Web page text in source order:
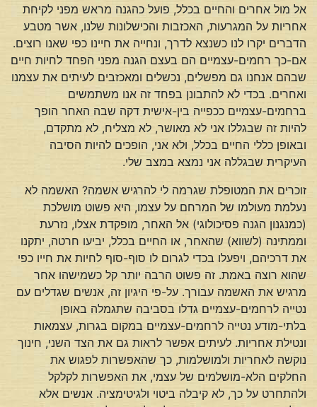
אל מול אחרים והחיים בכלל, פועל כהגנה מראש מפני לקיחת
אחריות על המגרעות, האכזבות והכישלונות שלנו, אשר מטבע
הדברים יקרו לנו כשנצא לדרך, ונחייה את חיינו כפי שאנו רוצים.
אם-כך רחמים-עצמיים הם בעצם הגנה מפני הפחד לחיות חיים
שבהם אנחנו גם מפשלים, נכשלים ומאכזבים לעיתים את עצמנו
ואחרים. בכדי לא להתבונן בפחד זה אנו משתמשים
ברחמים-עצמיים ככפייה בין-אישית דקה שבה האחר הופך
להיות זה שבגללו אני לא מאושר, לא מצליח, לא מתקדם,
ובאופן כללי החיים בכלל, ולא אני, הופכים להיות הסיבה
העיקרית שבגללה אני נמצא במצב שלי.
זוכרים את המטופלת שגרמה לי להרגיש אשמה? האשמה לא
נעלמת מעולמו של המרחם על עצמו, היא פשוט מושלכת
(כמנגנון הגנה פסיכולוגי) אל האחר, מופקדת אצלו, נזרעת
וממתינה (לשווא) שהאחר, או החיים בכלל, יביעו חרטה, יתקנו
את דרכיהם, ויפעלו בכדי לגרום לו סוף-סוף לחיות את חייו כפי
שהוא רוצה באמת. זה פשוט הרבה יותר קל כשמישהו אחר
מרגיש את האשמה עבורך. על-פי היגיון זה, אנשים שגדלים עם
נטייה לרחמים-עצמיים גדלו בסביבה שתגמלה באופן
בלתי-מודע נטייה לרחמים-עצמיים במקום בגרות, עצמאות
ונטילת אחריות. לעיתים אפשר לראות גם את הצד השני, חינוך
נוקשה לאחריות ולמושלמות, כך שהאפשרות לפגוש את
החלקים הלא-מושלמים של עצמי, את האפשרות לקלקל
ולהתחרט על כך, לא קיבלה ביטוי ולגיטימציה. אנשים אלא